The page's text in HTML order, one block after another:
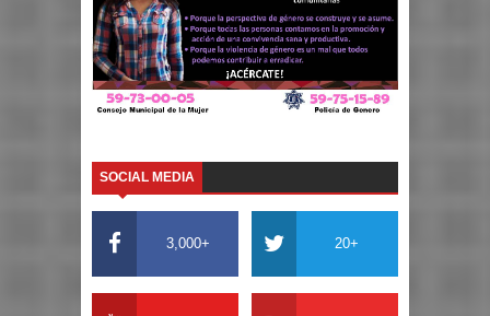
SOCIAL MEDIA
3,000+ 20+